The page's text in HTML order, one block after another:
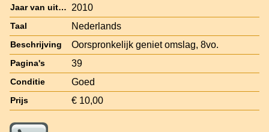
Jaar van uitgave 2010
Taal Nederlands
Beschrijving Oorspronkelijk geniet omslag, 8vo.
Pagina's 39
Conditie Goed
Prijs € 10,00